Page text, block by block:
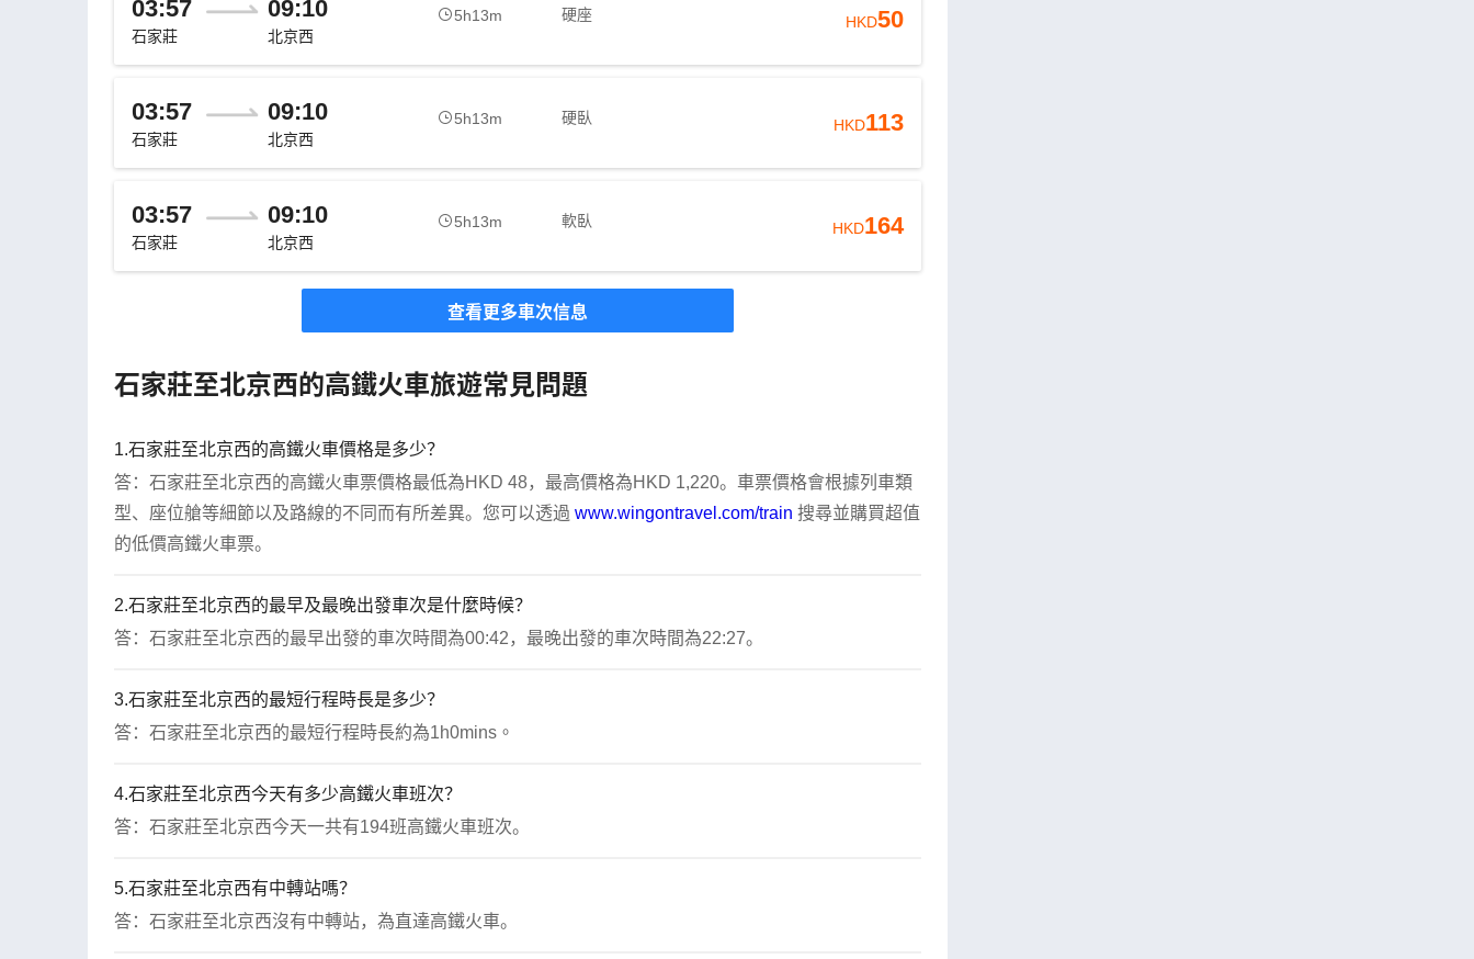
03:57 09:10
石家莊 北京西
5h13m 硬座 HKD50
03:57 09:10
石家莊 北京西
5h13m 硬臥 HKD113
03:57 09:10
石家莊 北京西
5h13m 軟臥 HKD164
查看更多車次信息
石家莊至北京西的高鐵火車旅遊常見問題
1.石家莊至北京西的高鐵火車價格是多少？
答：石家莊至北京西的高鐵火車票價格最低為HKD 48，最高價格為HKD 1,220。車票價格會根據列車類
型、座位艙等細節以及路線的不同而有所差異。您可以透過 www.wingontravel.com/train 搜尋並購買超值
的低價高鐵火車票。
2.石家莊至北京西的最早及最晚出發車次是什麼時候？
答：石家莊至北京西的最早出發的車次時間為00:42，最晚出發的車次時間為22:27。
3.石家莊至北京西的最短行程時長是多少？
答：石家莊至北京西的最短行程時長約為1h0mins。
4.石家莊至北京西今天有多少高鐵火車班次？
答：石家莊至北京西今天一共有194班高鐵火車班次。
5.石家莊至北京西有中轉站嗎？
答：石家莊至北京西沒有中轉站，為直達高鐵火車。